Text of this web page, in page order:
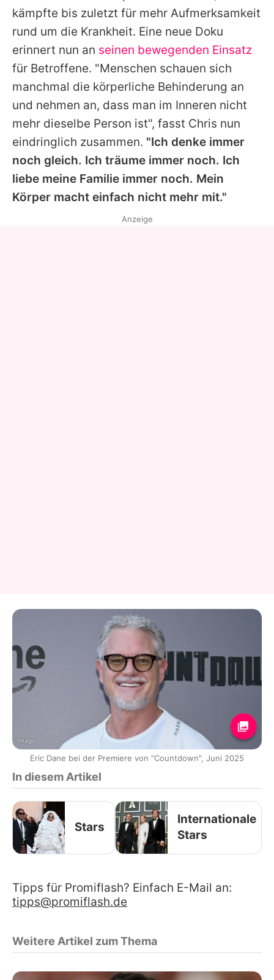
kämpfte bis zuletzt für mehr Aufmerksamkeit
rund um die Krankheit. Eine neue Doku
erinnert nun an seinen bewegenden Einsatz
für Betroffene. "Menschen schauen sich
manchmal die körperliche Behinderung an
und nehmen an, dass man im Inneren nicht
mehr dieselbe Person ist", fasst Chris nun
eindringlich zusammen. "Ich denke immer
noch gleich. Ich träume immer noch. Ich
liebe meine Familie immer noch. Mein
Körper macht einfach nicht mehr mit."
Anzeige
Imago
Eric Dane bei der Premiere von "Countdown", Juni 2025
In diesem Artikel
Stars
Internationale
Stars
Tipps für Promiflash? Einfach E-Mail an:
tipps@promiflash.de
Weitere Artikel zum Thema